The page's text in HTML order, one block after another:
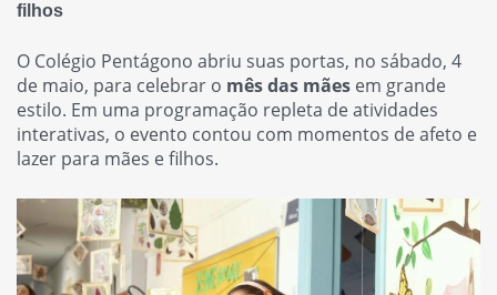
filhos
O Colégio Pentágono abriu suas portas, no sábado, 4
de maio, para celebrar o mês das mães em grande
estilo. Em uma programação repleta de atividades
interativas, o evento contou com momentos de afeto e
lazer para mães e filhos.